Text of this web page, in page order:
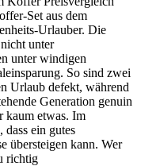
Set aus dem
Urlauber. Die
unter
unter windigen
So sind zwei
Urlaub defekt, während
Generation genuin
kaum etwas. Im
dass ein gutes
übersteigen kann. Wer
richtig